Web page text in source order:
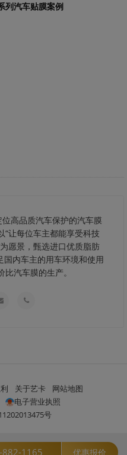
列汽车贴膜案例
位高品质汽车保护的汽车膜
“让每位车主都能享受科技
愿景，甄选进口优质脂肪
国内车主的用车环境和使用
汽车膜的生产。
关于艺卡
网站地图
电子营业执照
号
1165 优惠报价